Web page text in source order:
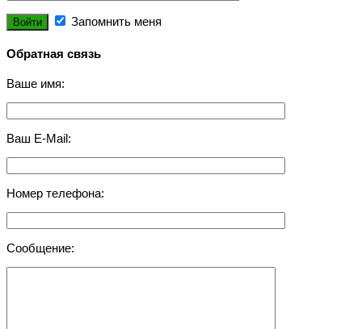
Запомнить меня
Обратная связь
Ваше имя:
Ваш E-Mail:
Номер телефона:
Сообщение: